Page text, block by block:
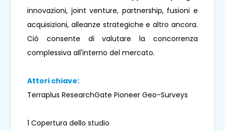
innovazioni, joint venture, partnership, fusioni e
acquisizioni, alleanze strategiche e altro ancora.
Ciò consente di valutare la concorrenza
complessiva all'interno del mercato.
Attori chiave:
Terraplus ResearchGate Pioneer Geo-Surveys
1 Copertura dello studio